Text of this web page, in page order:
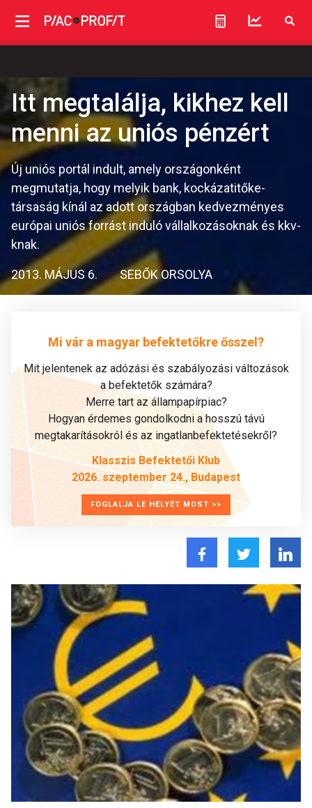
Itt megtalálja, kikhez kell
menni az uniós pénzért
Új uniós portál indult, amely országonként
megmutatja, hogy melyik bank, kockázatitőke-
társaság kínál az adott országban kedvezményes
európai uniós forrást induló vállalkozásoknak és kkv-
knak.
2013. MÁJUS 6. SEBŐK ORSOLYA
Mi vár a magyar befektetőkre ősszel?
Mit jelentenek az adózási és szabályozási változások
a befektetők számára?
Merre tart az állampapírpiac?
Hogyan érdemes gondolkodni a hosszú távú
megtakarításokról és az ingatlanbefektetésekről?
Klasszis Befektetői Klub
2026. szeptember 24., Budapest
FOGLALJA LE HELYÉT MOST >>